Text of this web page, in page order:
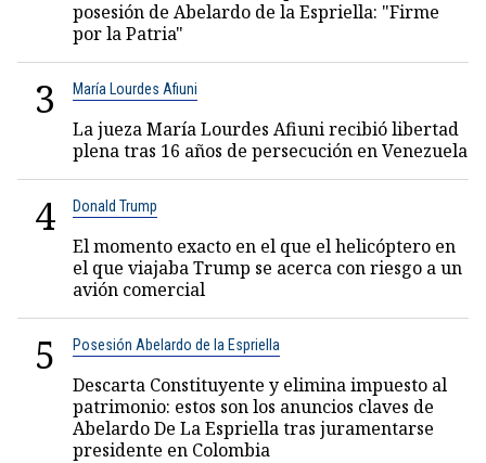
posesión de Abelardo de la Espriella: "Firme
por la Patria"
3 María Lourdes Afiuni
La jueza María Lourdes Afiuni recibió libertad
plena tras 16 años de persecución en Venezuela
4 Donald Trump
El momento exacto en el que el helicóptero en
el que viajaba Trump se acerca con riesgo a un
avión comercial
5 Posesión Abelardo de la Espriella
Descarta Constituyente y elimina impuesto al
patrimonio: estos son los anuncios claves de
Abelardo De La Espriella tras juramentarse
presidente en Colombia